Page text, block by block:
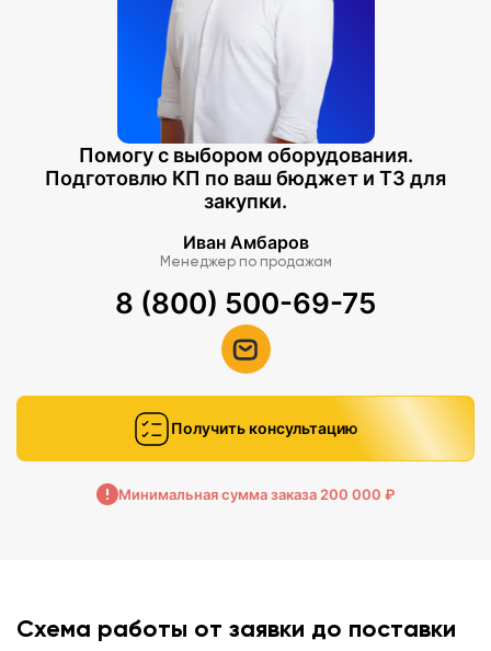
Помогу с выбором оборудования.
Подготовлю КП по ваш бюджет и ТЗ для
закупки.
Иван Амбаров
Менеджер по продажам
8 (800) 500-69-75
Получить консультацию
Минимальная сумма заказа 200 000 ₽
Схема работы от заявки до поставки